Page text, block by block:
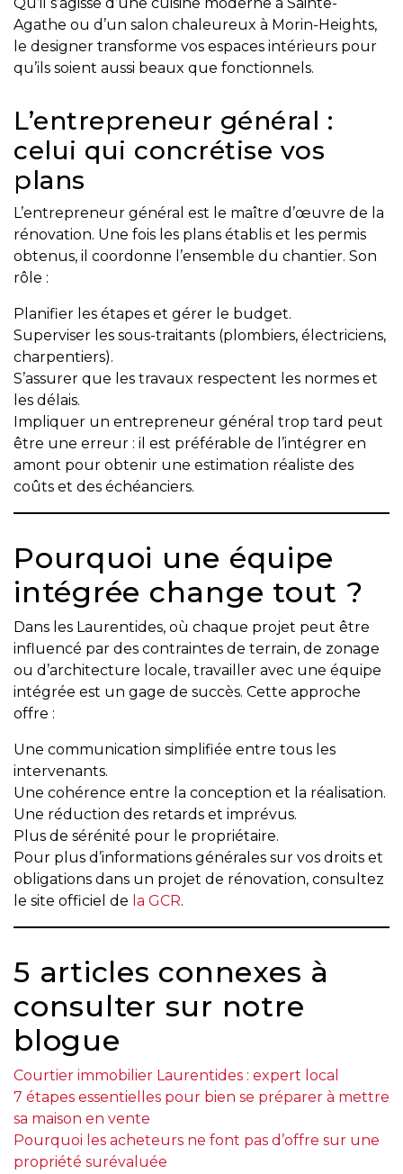
protégé!
Le
courtier
votre
chemin
vers
la
tranquillité
d’esprit
Le
de
vendre
à
juste
prix
Les
documents
à
main
Pour
vendre
rapidement,
faites
bonne
impression!
Activi-
T
Programme
Visibili-
T
Programmes
exclusifs
Agathe ou d’un salon chaleureux à Morin-Heights,
le designer transforme vos espaces intérieurs pour
qu’ils soient aussi beaux que fonctionnels.
L’entrepreneur général :
celui qui concrétise vos
plans
L’entrepreneur général est le maître d’œuvre de la
rénovation. Une fois les plans établis et les permis
obtenus, il coordonne l’ensemble du chantier. Son
rôle :
Planifier les étapes et gérer le budget.
Superviser les sous-traitants (plombiers, électriciens,
charpentiers).
S’assurer que les travaux respectent les normes et
les délais.
Impliquer un entrepreneur général trop tard peut
être une erreur : il est préférable de l’intégrer en
amont pour obtenir une estimation réaliste des
coûts et des échéanciers.
Pourquoi une équipe
intégrée change tout ?
Dans les Laurentides, où chaque projet peut être
influencé par des contraintes de terrain, de zonage
ou d’architecture locale, travailler avec une équipe
intégrée est un gage de succès. Cette approche
offre :
Une communication simplifiée entre tous les
intervenants.
Une cohérence entre la conception et la réalisation.
Une réduction des retards et imprévus.
Plus de sérénité pour le propriétaire.
Pour plus d’informations générales sur vos droits et
obligations dans un projet de rénovation, consultez
le site officiel de la GCR.
5 articles connexes à
consulter sur notre
blogue
Courtier immobilier Laurentides : expert local
7 étapes essentielles pour bien se préparer à mettre
sa maison en vente
Pourquoi les acheteurs ne font pas d’offre sur une
propriété surévaluée